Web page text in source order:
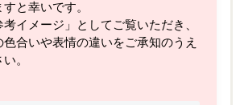
と幸いです。
イメージ」としてご覧いただき、
合いや表情の違いをご承知のうえ
。